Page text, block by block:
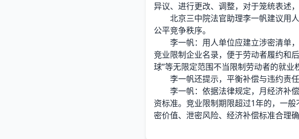
异议、进行更改、调整，对于笼统表述
北京三中院法官助理李一帆建议用人
公平竞争秩序。
李一帆：用人单位应建立涉密清单，
竞业限制企业名录，便于劳动者履约和
球”等无限定范围不当限制劳动者的就业
李一帆还提示，平衡补偿与违约责任
李一帆：依据法律规定，月经济补偿
资标准。竞业限制期限超过1年的，一
密价值、泄密风险、经济补偿标准合理